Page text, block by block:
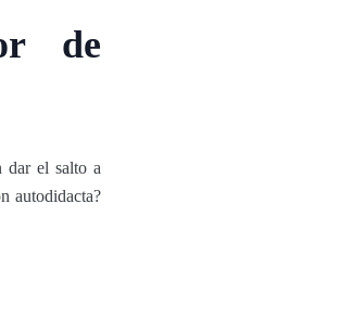
de
dar el salto a
autodidacta?